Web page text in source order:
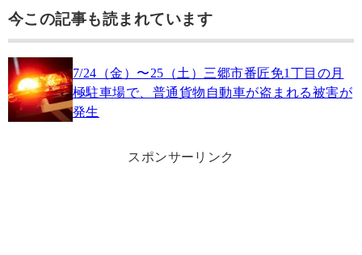
今この記事も読まれています
7/24（金）〜25（土）三郷市番匠免1丁目の月
極駐車場で、普通貨物自動車が盗まれる被害が
発生
スポンサーリンク